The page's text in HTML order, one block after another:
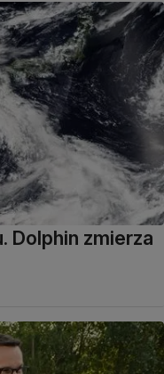
Dolphin zmierza